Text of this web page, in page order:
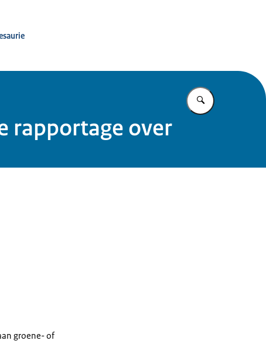
Vul in wat u
rapportage over
groene- of